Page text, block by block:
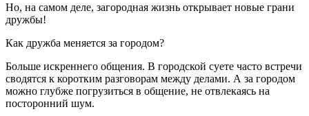
Но, на самом деле, загородная жизнь открывает новые грани
дружбы!
Как дружба меняется за городом?
Больше искреннего общения. В городской суете часто встречи
сводятся к коротким разговорам между делами. А за городом
можно глубже погрузиться в общение, не отвлекаясь на
посторонний шум.